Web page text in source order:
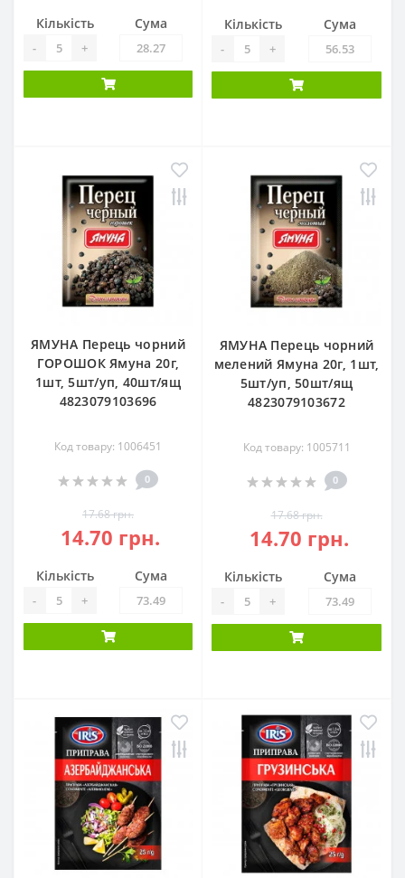
Кількість
- +
Сума Кількість
- +
Сума
ЯМУНА Перець чорний
ГОРОШОК Ямуна 20г,
1шт, 5шт/уп, 40шт/ящ
4823079103696
Код товару: 1006451
0
17.68 грн.
14.70 грн.
Кількість
- +
Сума
ЯМУНА Перець чорний
мелений Ямуна 20г, 1шт,
5шт/уп, 50шт/ящ
4823079103672
Код товару: 1005711
0
17.68 грн.
14.70 грн.
Кількість
- +
Сума